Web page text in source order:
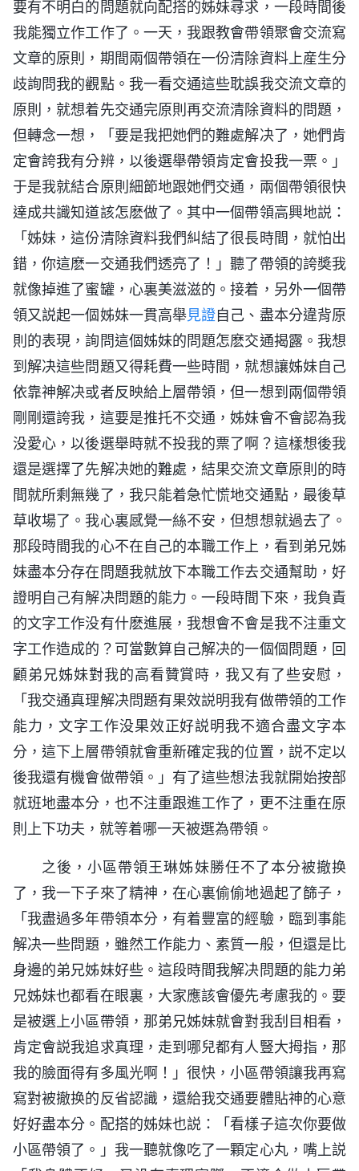
要有不明白的問題就向配搭的姊妹尋求，一段時間後
我能獨立作工作了。一天，我跟教會帶領聚會交流寫
文章的原則，期間兩個帶領在一份清除資料上産生分
歧詢問我的觀點。我一看交通這些耽誤我交流文章的
原則，就想着先交通完原則再交流清除資料的問題，
但轉念一想，「要是我把她們的難處解决了，她們肯
定會誇我有分辨，以後選舉帶領肯定會投我一票。」
于是我就結合原則細節地跟她們交通，兩個帶領很快
達成共識知道該怎麽做了。其中一個帶領高興地説：
「姊妹，這份清除資料我們糾結了很長時間，就怕出
錯，你這麽一交通我們透亮了！」聽了帶領的誇奬我
就像掉進了蜜罐，心裏美滋滋的。接着，另外一個帶
領又説起一個姊妹一貫高舉見證自己、盡本分違背原
則的表現，詢問這個姊妹的問題怎麽交通揭露。我想
到解决這些問題又得耗費一些時間，就想讓姊妹自己
依靠神解决或者反映給上層帶領，但一想到兩個帶領
剛剛還誇我，這要是推托不交通，姊妹會不會認為我
没愛心，以後選舉時就不投我的票了啊？這樣想後我
還是選擇了先解决她的難處，結果交流文章原則的時
間就所剩無幾了，我只能着急忙慌地交通點，最後草
草收場了。我心裏感覺一絲不安，但想想就過去了。
那段時間我的心不在自己的本職工作上，看到弟兄姊
妹盡本分存在問題我就放下本職工作去交通幫助，好
證明自己有解决問題的能力。一段時間下來，我負責
的文字工作没有什麽進展，我想會不會是我不注重文
字工作造成的？可當數算自己解决的一個個問題，回
顧弟兄姊妹對我的高看贊賞時，我又有了些安慰，
「我交通真理解决問題有果效説明我有做帶領的工作
能力，文字工作没果效正好説明我不適合盡文字本
分，這下上層帶領就會重新確定我的位置，説不定以
後我還有機會做帶領。」有了這些想法我就開始按部
就班地盡本分，也不注重跟進工作了，更不注重在原
則上下功夫，就等着哪一天被選為帶領。
之後，小區帶領王琳姊妹勝任不了本分被撤换
了，我一下子來了精神，在心裏偷偷地過起了篩子，
「我盡過多年帶領本分，有着豐富的經驗，臨到事能
解决一些問題，雖然工作能力、素質一般，但還是比
身邊的弟兄姊妹好些。這段時間我解决問題的能力弟
兄姊妹也都看在眼裏，大家應該會優先考慮我的。要
是被選上小區帶領，那弟兄姊妹就會對我刮目相看，
肯定會説我追求真理，走到哪兒都有人豎大拇指，那
我的臉面得有多風光啊！」很快，小區帶領讓我再寫
寫對被撤换的反省認識，還給我交通要體貼神的心意
好好盡本分。配搭的姊妹也説：「看樣子這次你要做
小區帶領了。」我一聽就像吃了一顆定心丸，嘴上説